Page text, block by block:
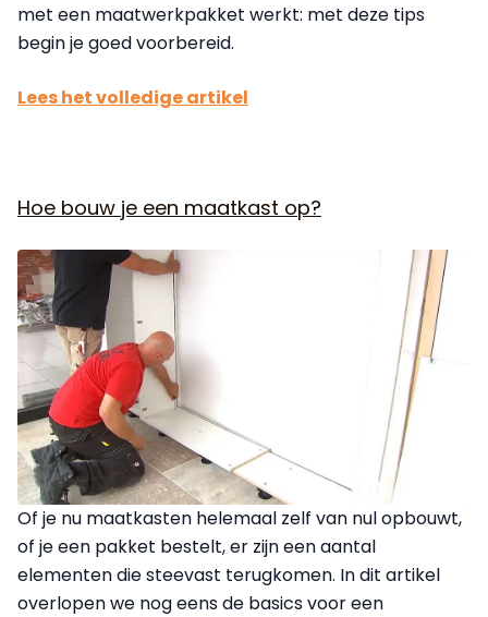
met een maatwerkpakket werkt: met deze tips
begin je goed voorbereid.
Lees het volledige artikel
Hoe bouw je een maatkast op?
Of je nu maatkasten helemaal zelf van nul opbouwt,
of je een pakket bestelt, er zijn een aantal
elementen die steevast terugkomen. In dit artikel
overlopen we nog eens de basics voor een